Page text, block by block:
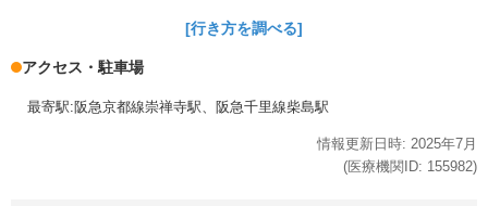
[行き方を調べる]
アクセス・駐車場
最寄駅:阪急京都線崇禅寺駅、阪急千里線柴島駅
情報更新日時: 2025年7月
(医療機関ID: 155982)